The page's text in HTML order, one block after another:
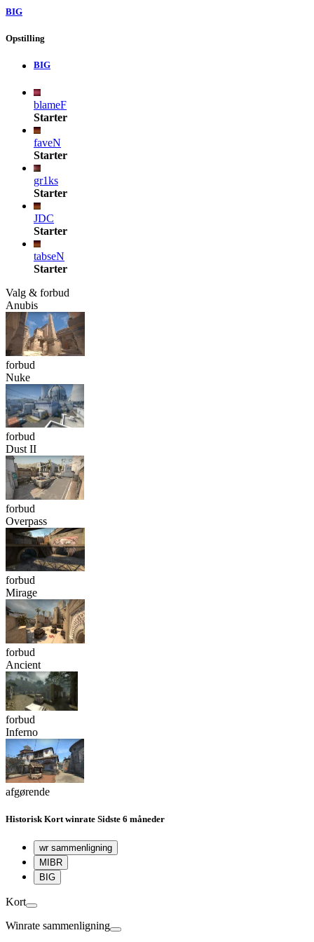
BIG
Opstilling
BIG
blameF
Starter
faveN
Starter
gr1ks
Starter
JDC
Starter
tabseN
Starter
Valg & forbud
Anubis
forbud
Nuke
forbud
Dust II
forbud
Overpass
forbud
Mirage
forbud
Ancient
forbud
Inferno
afgørende
HistoriskKort winrate Sidste 6 måneder
wr sammenligning
MIBR
BIG
Kort
Winrate sammenligning